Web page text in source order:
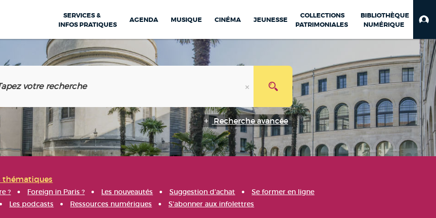
SERVICES &
INFOS PRATIQUES
AGENDA MUSIQUE CINÉMA JEUNESSE
COLLECTIONS
PATRIMONIALES
BIBLIOTHÈQUE
NUMÉRIQUE
Recherche avancée
thématiques
? Foreign in Paris ? Les nouveautés Suggestion d'achat
Se former en ligne
Les podcasts Ressources numériques S'abonner aux infolettres